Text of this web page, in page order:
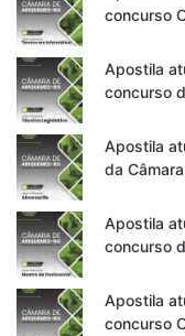
concurso
Apostila
concurso
Apostila
da
Apostila
concurso
Apostila
concurso